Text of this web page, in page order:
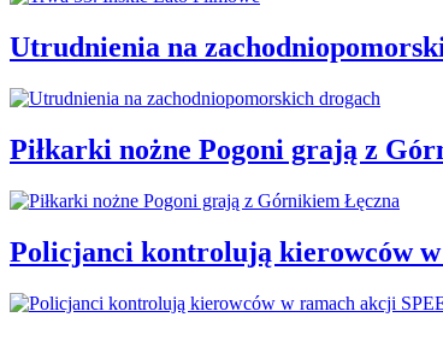
Utrudnienia na
Piłkarki nożne Pogoni grają z
Policjanci kontrolują kierowców